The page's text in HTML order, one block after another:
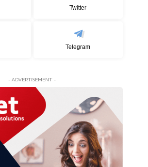
Twitter
Telegram
- ADVERTISEMENT -